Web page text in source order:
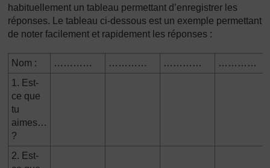
habituellement un tableau permettant d’enregistrer les
réponses. Le tableau ci-dessous est un exemple permettant
de noter facilement et rapidement les réponses :
Nom : ………… ………… …………
…………
1. Est-
ce que
tu
aimes…
?
2. Est-